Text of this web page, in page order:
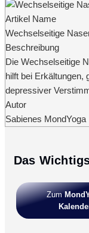
Artikel Name
Wechselseitige
Beschreibung
Die Wechselseitige
hilft bei Erkältungen,
depressiver
Autor
Sabienes MondYoga
Das
Zum